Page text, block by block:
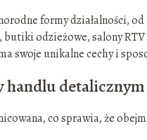
formy działalności,
odzieżowe, salony
swoje unikalne cechy i
handlu detalicznym
co sprawia, że